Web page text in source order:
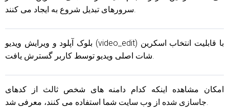
سرورهای تبدیل شروع به ایجاد می کنند.
بلوک آپلود و ویرایش ویدیو (video_edit) با قابلیت انتخاب اسکرین
شات اصلی ویدیو توسط کاربر گسترش یافت.
امکان مشاهده اینکه کدام دامنه های شخص ثالث از کدهای
جاسازی شده از وب سایت شما استفاده می کنند، معرفی شد.